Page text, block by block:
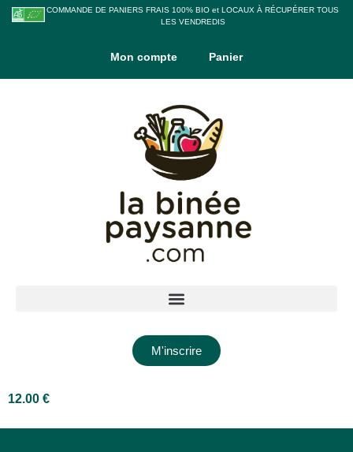
COMMANDE DE PANIERS FRAIS 100% BIO et LOCAUX À RÉCUPÉRER TOUS
LES VENDREDIS
Mon compte Panier
M'inscrire
12.00 €